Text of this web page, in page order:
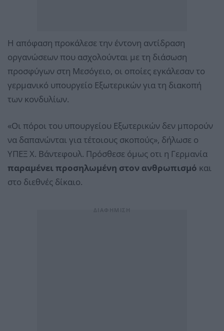
Η απόφαση προκάλεσε την έντονη αντίδραση
οργανώσεων που ασχολούνται με τη διάσωση
προσφύγων στη Μεσόγειο, οι οποίες εγκάλεσαν το
γερμανικό υπουργείο Εξωτερικών για τη διακοπή
των κονδυλίων.
«Οι πόροι του υπουργείου Εξωτερικών δεν μπορούν
να δαπανώνται για τέτοιους σκοπούς», δήλωσε ο
ΥΠΕΞ Χ. Βάντεφουλ. Πρόσθεσε όμως οτι η Γερμανία
παραμένει προσηλωμένη στον ανθρωπισμό και
στο διεθνές δίκαιο.